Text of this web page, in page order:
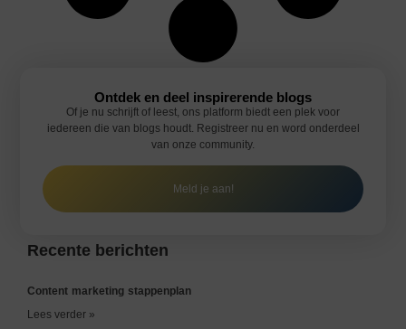
Recente berichten
Content marketing stappenplan
Lees verder »
Ontdek en deel inspirerende blogs
Of je nu schrijft of leest, ons platform biedt een plek voor
iedereen die van blogs houdt. Registreer nu en word onderdeel
van onze community.
Meld je aan!